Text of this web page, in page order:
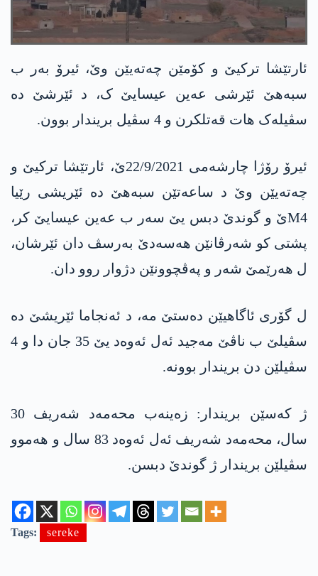
ئارتێشا تركیێ و كۆمێن چه‌ته‌یێن وێ، ئیرۆ بەر ب
سبەهێ ئێرشی عه‌ین عیسایێ ک، د ئێرشێ دە
سڤیلەک هات قەتلکرن و 4 سڤیل بریندار بوون.
ئیرۆ رۆژا چارشه‌می 22/9/2021ێ، ئارتێشا تركیێ و
چه‌ته‌یێن وێ د ساعه‌تێن سبەهێ دە ئێریشی رێیا
M4ێ و گوندێ دبس یێ سەر ب عه‌ین عیسایێ کر،
پشتی کو شەرڤانێن هه‌سه‌دێ بەرسڤ دان ئێرشان،
ل هەرێمێ شەر و پەڤچوونێن دژوار روو دان.
ل گۆری ئاگاهیێن ده‌ستێ مه‌، د ئەنجاما ئێریشێ دە
سڤیلێ ب ناڤێ مەجید ئەل ئەوەد یێ 35 جان دا و 4
سڤیلێن دن بریندار بوونە.
ژ کەسێن بریندار: زەینەب محه‌مه‌د شەریف 30
سال، محەمەد شەریف ئەل ئەوەد 83 سال و هەموو
سڤیلێن بریندار ژ گوندێ دبسن.
Tags: sereke